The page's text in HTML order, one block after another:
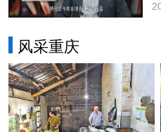
风采重庆